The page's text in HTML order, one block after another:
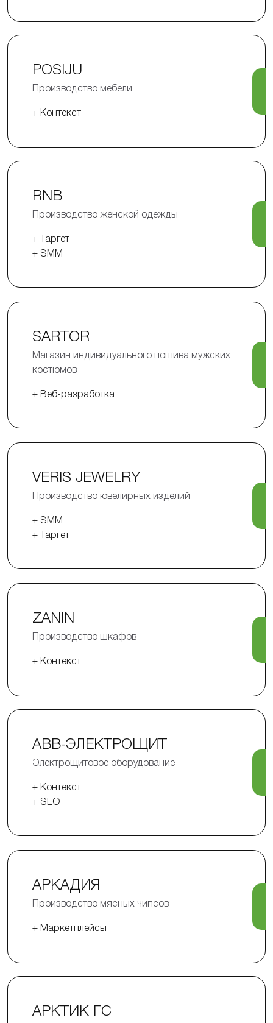
POSIJU
Производство мебели
+ Контекст
RNB
Производство женской одежды
+ Таргет
+ SMM
SARTOR
Магазин индивидуального пошива мужских
костюмов
+ Веб-разработка
VERIS JEWELRY
Производство ювелирных изделий
+ SMM
+ Таргет
ZANIN
Производство шкафов
+ Контекст
АВВ-ЭЛЕКТРОЩИТ
Электрощитовое оборудование
+ Контекст
+ SEO
АРКАДИЯ
Производство мясных чипсов
+ Маркетплейсы
АРКТИК ГС